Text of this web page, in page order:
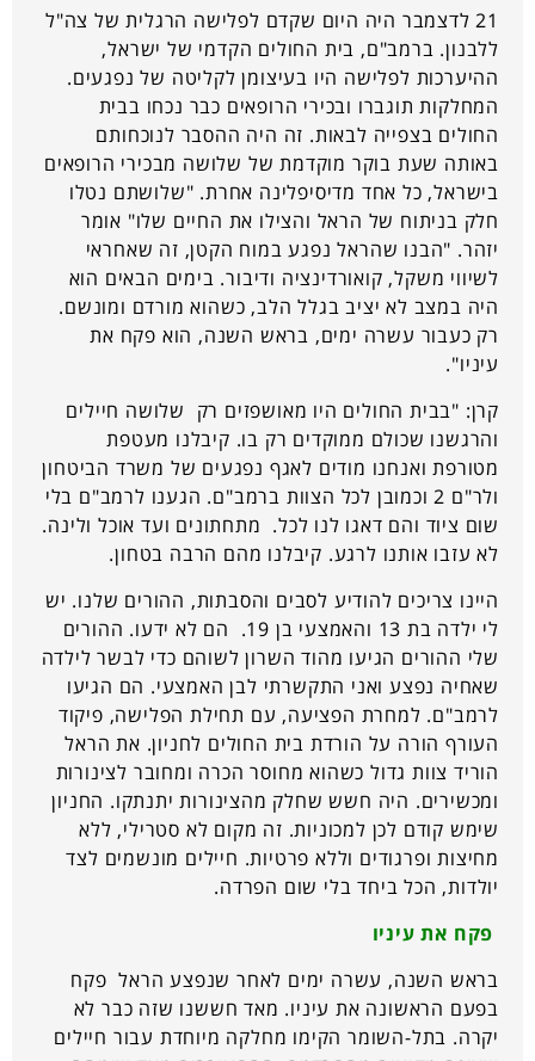
21 לדצמבר היה היום שקדם לפלישה הרגלית של צה"ל
ללבנון. ברמב"ם, בית החולים הקדמי של ישראל,
ההיערכות לפלישה היו בעיצומן לקליטה של נפגעים.
המחלקות תוגברו ובכירי הרופאים כבר נכחו בבית
החולים בצפייה לבאות. זה היה ההסבר לנוכחותם
באותה שעת בוקר מוקדמת של שלושה מבכירי הרופאים
בישראל, כל אחד מדיסיפלינה אחרת. "שלושתם נטלו
חלק בניתוח של הראל והצילו את החיים שלו" אומר
יזהר. "הבנו שהראל נפגע במוח הקטן, זה שאחראי
לשיווי משקל, קואורדינציה ודיבור. בימים הבאים הוא
היה במצב לא יציב בגלל הלב, כשהוא מורדם ומונשם.
רק כעבור עשרה ימים, בראש השנה, הוא פקח את
עיניו".
קרן: "בבית החולים היו מאושפזים רק שלושה חיילים
והרגשנו שכולם ממוקדים רק בו. קיבלנו מעטפת
מטורפת ואנחנו מודים לאגף נפגעים של משרד הביטחון
ולר"ם 2 וכמובן לכל הצוות ברמב"ם. הגענו לרמב"ם בלי
שום ציוד והם דאגו לנו לכל. מתחתונים ועד אוכל ולינה.
לא עזבו אותנו לרגע. קיבלנו מהם הרבה בטחון.
היינו צריכים להודיע לסבים והסבתות, ההורים שלנו. יש
לי ילדה בת 13 והאמצעי בן 19. הם לא ידעו. ההורים
שלי ההורים הגיעו מהוד השרון לשוהם כדי לבשר לילדה
שאחיה נפצע ואני התקשרתי לבן האמצעי. הם הגיעו
לרמב"ם. למחרת הפציעה, עם תחילת הפלישה, פיקוד
העורף הורה על הורדת בית החולים לחניון. את הראל
הוריד צוות גדול כשהוא מחוסר הכרה ומחובר לצינורות
ומכשירים. היה חשש שחלק מהצינורות יתנתקו. החניון
שימש קודם לכן למכוניות. זה מקום לא סטרילי, ללא
מחיצות ופרגודים וללא פרטיות. חיילים מונשמים לצד
יולדות, הכל ביחד בלי שום הפרדה.
פקח את עיניו
בראש השנה, עשרה ימים לאחר שנפצע הראל פקח
בפעם הראשונה את עיניו. מאד חששנו שזה כבר לא
יקרה. בתל-השומר הקימו מחלקה מיוחדת עבור חיילים